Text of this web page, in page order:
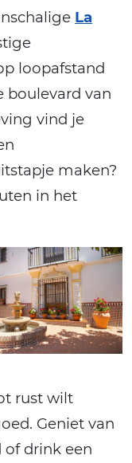
La
loopafstand
boulevard van
vind je
maken?
in het
rust wilt
Geniet van
drink een